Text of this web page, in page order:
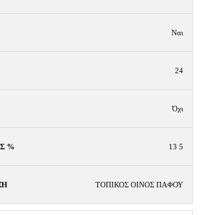
Ναι
24
Όχι
13 5
ΤΟΠΙΚΟΣ ΟΙΝΟΣ ΠΑΦΟΥ